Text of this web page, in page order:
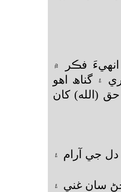
فڪر ۾
۽ گناھ اهو
(الله) کان
جي آرام ۽
سان غني ۽